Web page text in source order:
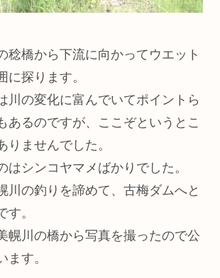
稔橋から下流に向かってウエット
に探ります。
川の変化に富んでいてポイントら
あるのですが、ここぞというとこ
りませんでした。
はシンコヤマメばかりでした。
川の釣りを諦めて、古梅ダムへと
す。
幌川の橋から写真を撮ったので公
ます。